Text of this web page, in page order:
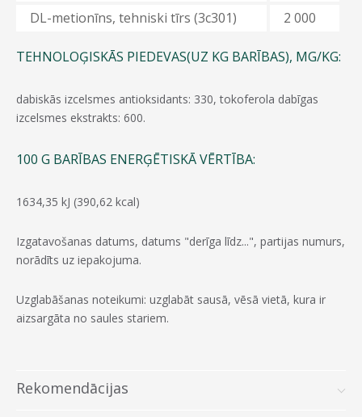
DL-metionīns, tehniski tīrs (3с301)
2 000
TEHNOLOĢISKĀS PIEDEVAS(UZ KG BARĪBAS), MG/KG:
dabiskās izcelsmes antioksidants: 330, tokoferola dabīgas
izcelsmes ekstrakts: 600.
100 G BARĪBAS ENERĢĒTISKĀ VĒRTĪBA:
1634,35 kJ (390,62 kcal)
Izgatavošanas datums, datums "derīga līdz...", partijas numurs,
norādīts uz iepakojuma.
Uzglabāšanas noteikumi: uzglabāt sausā, vēsā vietā, kura ir
aizsargāta no saules stariem.
Rekomendācijas